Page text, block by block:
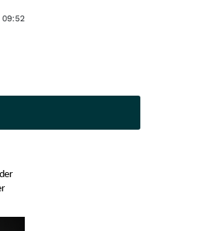
09:52